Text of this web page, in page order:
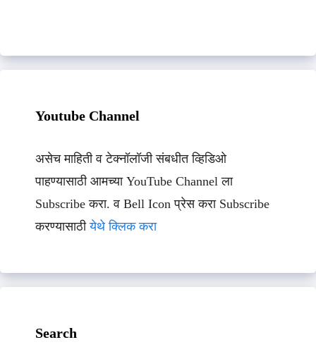
Youtube Channel
असेच माहिती व टेक्नॉलॉजी संबधीत व्हिडिओ
पाहण्यासाठी आमच्या YouTube Channel ला
Subscribe करा. व Bell Icon प्रेस करा Subscribe
करण्यासाठीयेथे क्लिक करा
Search